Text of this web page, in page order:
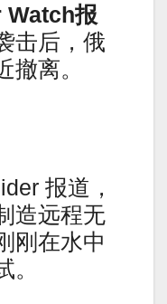
Watch报
击后，俄
撤离。
报道，
造远程无
刚在水中